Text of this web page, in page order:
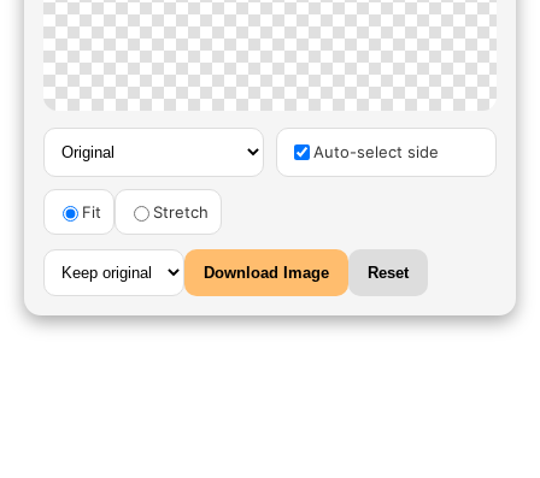
Auto-select side
Fit Stretch
Download Image Reset